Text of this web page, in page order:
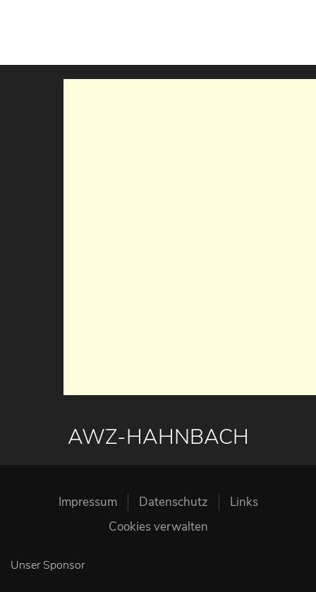
AWZ-HAHNBACH
Impressum Datenschutz
Links
Cookies verwalten
Unser Sponsor